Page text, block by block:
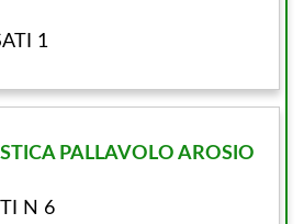
1
PALLAVOLO AROSIO
N 6